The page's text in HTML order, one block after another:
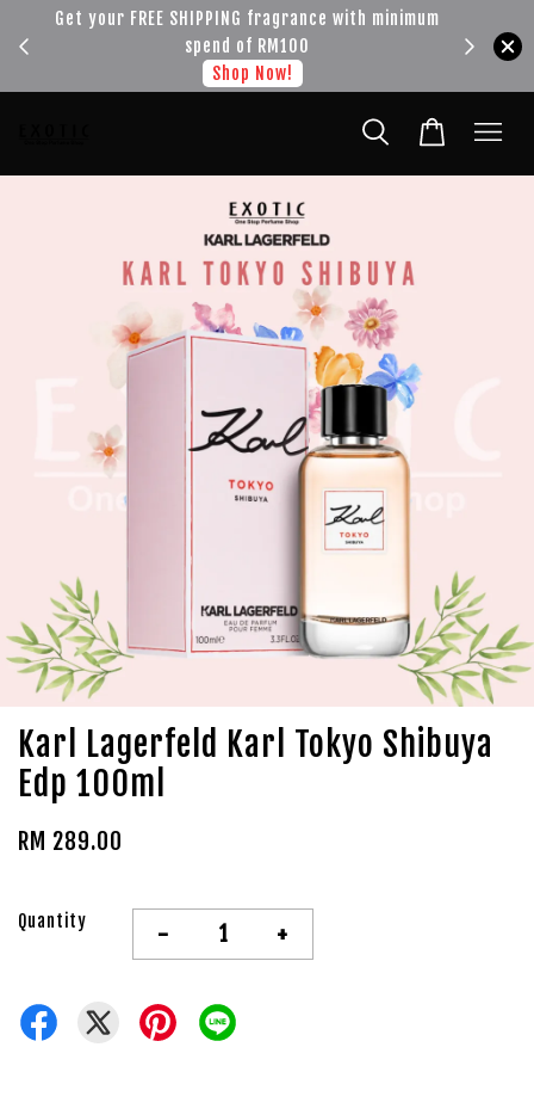
Get your FREE SHIPPING fragrance with minimum
spend of RM100
Shop Now!
Karl Lagerfeld Karl Tokyo Shibuya
Edp 100ml
RM 289.00
Quantity - +